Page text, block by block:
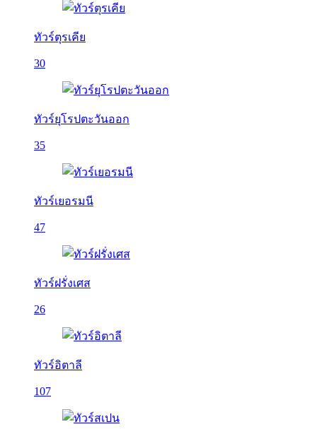
ทัวร์ตุรเคีย
30
ทัวร์ยุโรปตะวันออก
35
ทัวร์เยอรมนี
47
ทัวร์ฝรั่งเศส
26
ทัวร์อิตาลี
107